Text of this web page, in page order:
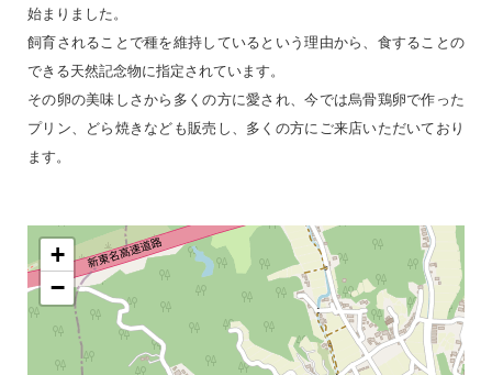
始まりました。
飼育されることで種を維持しているという理由から、食することの
できる天然記念物に指定されています。
その卵の美味しさから多くの方に愛され、今では烏骨鶏卵で作った
プリン、どら焼きなども販売し、多くの方にご来店いただいており
ます。
+
−